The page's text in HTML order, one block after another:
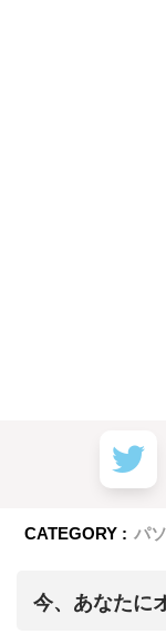
CATEGORY : パ
今、あなたに